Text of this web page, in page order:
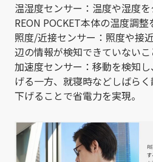
温湿度センサー：温度や湿度
REON POCKET本体の温度調整
照度/近接センサー：照度や接
辺の情報が検知できていないこ
加速度センサー：移動を検知
げる一方、就寝時などしばら
下げることで省電力を実現。